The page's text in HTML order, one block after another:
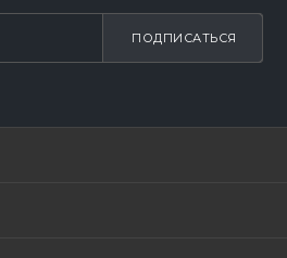
ПОДПИСАТЬСЯ